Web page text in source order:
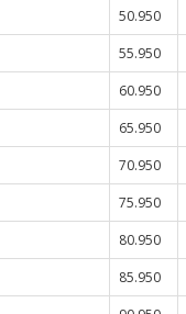
50.950
55.950
60.950
65.950
70.950
75.950
80.950
85.950